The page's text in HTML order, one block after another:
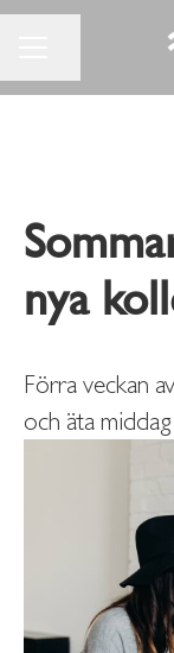
nya
Förra veckan
och äta middag